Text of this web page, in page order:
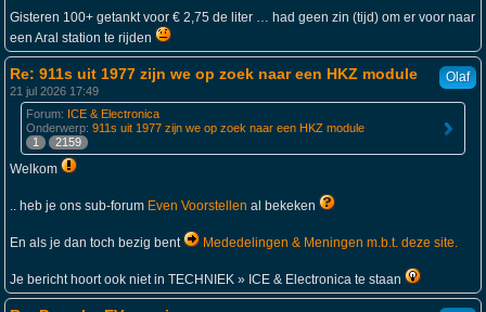
Gisteren 100+ getankt voor € 2,75 de liter … had geen zin (tijd) om er voor naar
een Aral station te rijden
Olaf
Re: 911s uit 1977 zijn we op zoek naar een HKZ module
21 jul 2026 17:49
Forum: ICE & Electronica
Onderwerp: 911s uit 1977 zijn we op zoek naar een HKZ module
1
2159
Welkom
.. heb je ons sub-forum Even Voorstellen al bekeken
En als je dan toch bezig bent Mededelingen & Meningen m.b.t. deze site.
Je bericht hoort ook niet in TECHNIEK » ICE & Electronica te staan